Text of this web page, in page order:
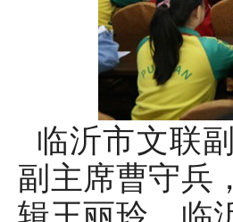
临沂市文联
副主席曹守兵